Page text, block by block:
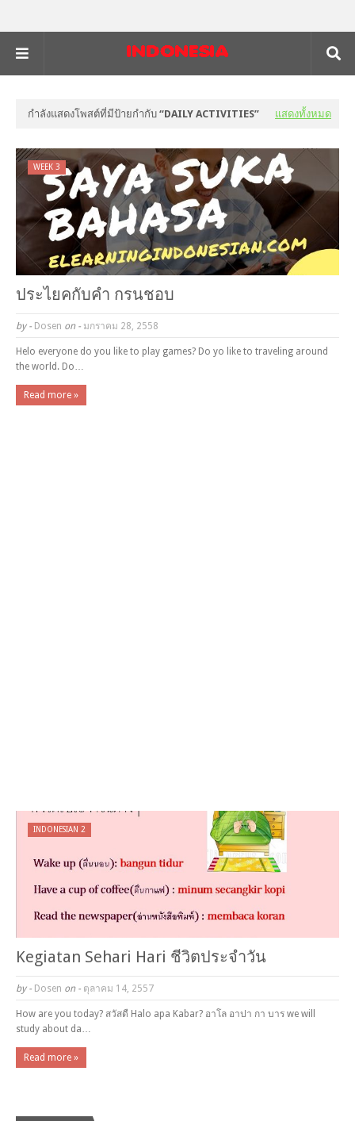
กำลังแสดงโพสต์ที่มีป้ายกำกับ DAILY ACTIVITIES แสดงทั้งหมด
WEEK 3
ประไยคกับคำ กรนชอบ
by - Dosen on - มกราคม 28, 2558
Helo everyone do you like to play games? Do yo like to traveling around
the world. Do…
Read more »
INDONESIAN 2
Kegiatan Sehari Hari ชีวิตประจำวัน
by - Dosen on - ตุลาคม 14, 2557
How are you today? สวัสดื Halo apa Kabar? อาโล อาปา กา บาร we will
study about da…
Read more »